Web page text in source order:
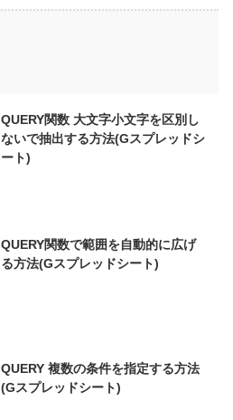
QUERY関数 大文字小文字を区別し
ないで抽出する方法(Gスプレッドシ
ート)
QUERY関数で範囲を自動的に広げ
る方法(Gスプレッドシート)
QUERY 複数の条件を指定する方法
(Gスプレッドシート)